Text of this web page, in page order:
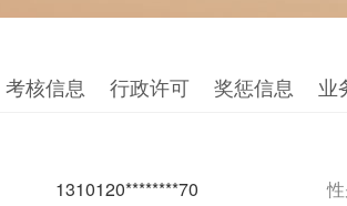
考核信息 行政许可 奖惩信息 业
1310120********70